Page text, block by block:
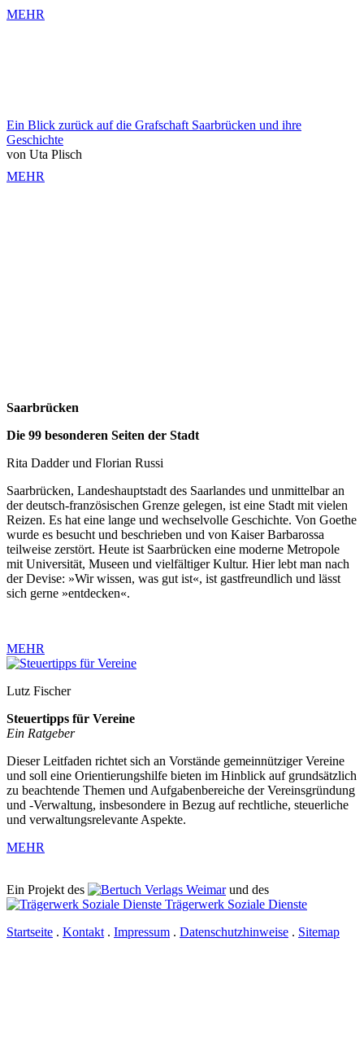
MEHR
Ein Blick zurück auf die Grafschaft Saarbrücken und ihre
Geschichte
von Uta Plisch
MEHR
Saarbrücken
Die 99 besonderen Seiten der Stadt
Rita Dadder und Florian Russi
Saarbrücken, Landeshauptstadt des Saarlandes und unmittelbar an
der deutsch-französischen Grenze gelegen, ist eine Stadt mit vielen
Reizen. Es hat eine lange und wechselvolle Geschichte. Von Goethe
wurde es besucht und beschrieben und von Kaiser Barbarossa
teilweise zerstört. Heute ist Saarbrücken eine moderne Metropole
mit Universität, Museen und vielfältiger Kultur. Hier lebt man nach
der Devise: »Wir wissen, was gut ist«, ist gastfreundlich und lässt
sich gerne »entdecken«.
MEHR
Lutz Fischer
Steuertipps für Vereine
Ein Ratgeber
Dieser Leitfaden richtet sich an Vorstände gemeinnütziger Vereine
und soll eine Orientierungshilfe bieten im Hinblick auf grundsätzlich
zu beachtende Themen und Aufgabenbereiche der Vereinsgründung
und -Verwaltung, insbesondere in Bezug auf rechtliche, steuerliche
und verwaltungsrelevante Aspekte.
MEHR
Ein Projekt des Verlags Weimarund des
Trägerwerk Soziale Dienste
Startseite . Kontakt . Impressum . Datenschutzhinweise . Sitemap